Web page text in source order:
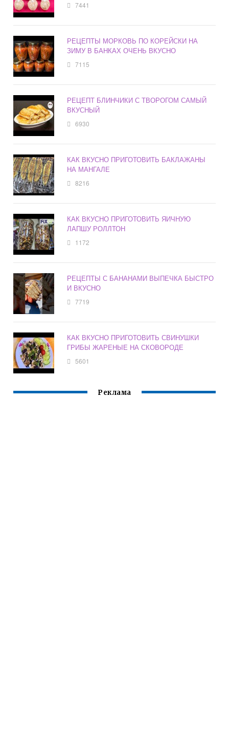
7441
РЕЦЕПТЫ МОРКОВЬ ПО КОРЕЙСКИ НА
ЗИМУ В БАНКАХ ОЧЕНЬ ВКУСНО
7115
РЕЦЕПТ БЛИНЧИКИ С ТВОРОГОМ САМЫЙ
ВКУСНЫЙ
6930
КАК ВКУСНО ПРИГОТОВИТЬ БАКЛАЖАНЫ
НА МАНГАЛЕ
8216
КАК ВКУСНО ПРИГОТОВИТЬ ЯИЧНУЮ
ЛАПШУ РОЛЛТОН
1172
РЕЦЕПТЫ С БАНАНАМИ ВЫПЕЧКА БЫСТРО
И ВКУСНО
7719
КАК ВКУСНО ПРИГОТОВИТЬ СВИНУШКИ
ГРИБЫ ЖАРЕНЫЕ НА СКОВОРОДЕ
5601
Реклама